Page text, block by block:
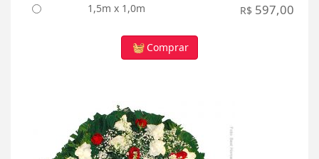
1,5m x 1,0m R$ 597,00
Comprar